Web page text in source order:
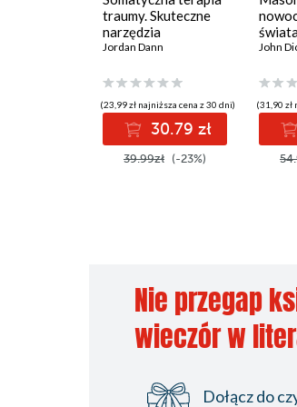
Hexworthy
Salcombe
Hotel Two Bridges
Morrice Town, Plymouth
Black Tor
Farma Spaldingów
Dartmoor
Dartmoor
Huckerby
traumy. Skuteczne
narzędzia
wzmacniania relacji
Jordan Dann
(23,99 zł najniższa cena z 30 dni)
30.79 zł
39.99zł (-23%)
John
(31,90 zł
Nie przegap
wieczór w
Dołącz do